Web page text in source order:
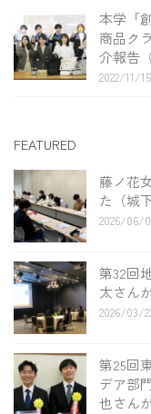
本学「
商品ク
介報告
2022/11/15
FEATURED
藤ノ花
た（城
2026/06/
第32回
太さん
2026/03/
第25回
デア部
也さん